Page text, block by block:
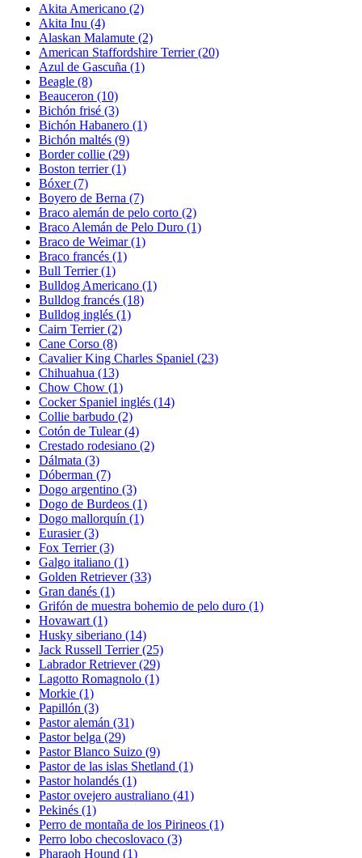
Akita Americano (2)
Akita Inu (4)
Alaskan Malamute (2)
American Staffordshire Terrier(20)
Azul de Gascuña (1)
Beagle (8)
Beauceron (10)
Bichón frisé (3)
Bichón Habanero (1)
Bichón maltés (9)
Border collie (29)
Boston terrier(1)
Bóxer(7)
Boyero de Berna (7)
Braco alemán de pelo corto (2)
Braco Alemán de Pelo Duro (1)
Braco de Weimar(1)
Braco francés (1)
Bull Terrier(1)
Bulldog Americano (1)
Bulldog francés (18)
Bulldog inglés (1)
Cairn Terrier(2)
Cane Corso (8)
Cavalier King Charles Spaniel (23)
Chihuahua (13)
Chow Chow (1)
Cocker Spaniel inglés (14)
Collie barbudo (2)
Cotón de Tulear(4)
Crestado rodesiano (2)
Dálmata (3)
Dóberman (7)
Dogo argentino (3)
Dogo de Burdeos (1)
Dogo mallorquín (1)
Eurasier(3)
Fox Terrier(3)
Galgo italiano (1)
Golden Retriever(33)
Gran danés (1)
Grifón de muestra bohemio de pelo duro (1)
Hovawart (1)
Husky siberiano (14)
Jack Russell Terrier(25)
Labrador Retriever(29)
Lagotto Romagnolo (1)
Morkie (1)
Papillón (3)
Pastor alemán (31)
Pastor belga (29)
Pastor Blanco Suizo (9)
Pastor de las islas Shetland (1)
Pastor holandés (1)
Pastor ovejero australiano (41)
Pekinés (1)
Perro de montaña de los Pirineos (1)
Perro lobo checoslovaco (3)
Pharaoh Hound (1)